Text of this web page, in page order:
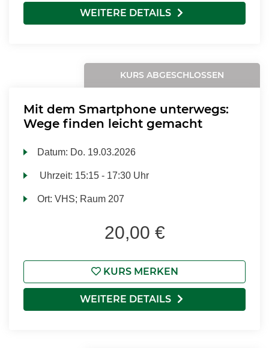
WEITERE DETAILS
KURS ABGESCHLOSSEN
Mit dem Smartphone unterwegs:
Wege finden leicht gemacht
Datum: Do. 19.03.2026
Uhrzeit: 15:15 - 17:30 Uhr
Ort:VHS; Raum 207
20,00 €
KURS MERKEN
WEITERE DETAILS